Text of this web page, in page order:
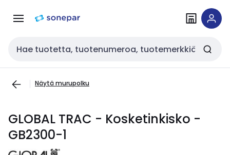
navigointiinsisältöön
Haku
Näytä murupolku
GLOBAL TRAC - Kosketinkisko -
GB2300-1